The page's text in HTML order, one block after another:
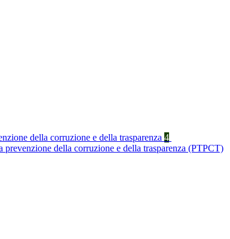
della corruzione e della trasparenza 4
prevenzione della corruzione e della trasparenza (PTPCT)